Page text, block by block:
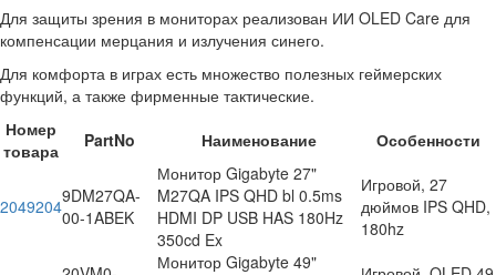
Для защиты зрения в мониторах реализован ИИ OLED Care для
компенсации мерцания и излучения синего.
Для комфорта в играх есть множество полезных геймерских
функций, а также фирменные тактические.
Номер
товара
PartNo Наименование Особенности
20492049DM27QA-
00-1ABEK
Монитор Gigabyte 27"
M27QA IPS QHD bl 0.5ms
HDMI DP USB HAS 180Hz
350cd Ex
Игровой, 27
дюймов IPS QHD,
180hz
Монитор Gigabyte 49"